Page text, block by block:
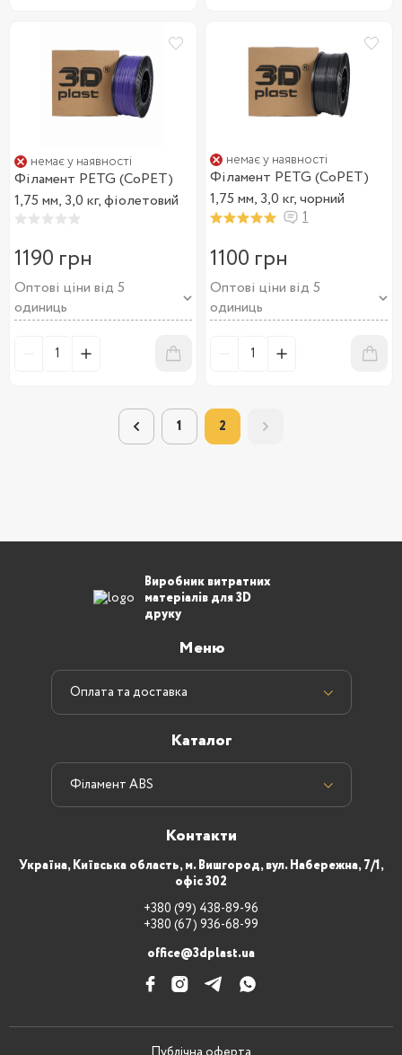
немає у наявності
Філамент PETG (CoPET)
1,75 мм, 3,0 кг, фіолетовий
1190 грн
Оптові ціни від 5
одиниць
немає у наявності
Філамент PETG (CoPET)
1,75 мм, 3,0 кг, чорний
1
1100 грн
Оптові ціни від 5
одиниць
1 2
Виробник витратних
матеріалів для 3D
друку
Меню
Оплата та доставка
Каталог
Філамент ABS
Контакти
Україна, Київська область, м. Вишгород, вул. Набережна, 7/1,
офіс 302
+380 (99) 438-89-96
+380 (67) 936-68-99
office@3dplast.ua